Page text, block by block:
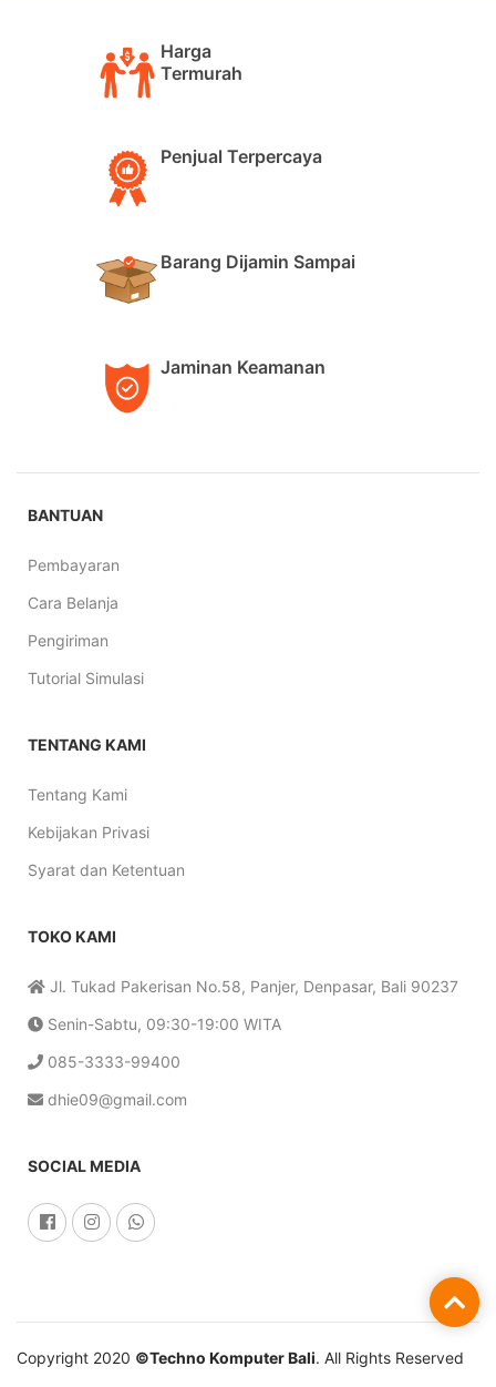
Harga
Termurah
Penjual Terpercaya
Barang Dijamin Sampai
Jaminan Keamanan
BANTUAN
Pembayaran
Cara Belanja
Pengiriman
Tutorial Simulasi
TENTANG KAMI
Tentang Kami
Kebijakan Privasi
Syarat dan Ketentuan
TOKO KAMI
Jl. Tukad Pakerisan No.58, Panjer, Denpasar, Bali 90237
Senin-Sabtu, 09:30-19:00 WITA
085-3333-99400
dhie09@gmail.com
SOCIAL MEDIA
Copyright 2020 ©Techno Komputer Bali. All Rights Reserved